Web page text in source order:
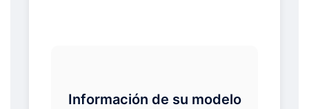
Información de su modelo